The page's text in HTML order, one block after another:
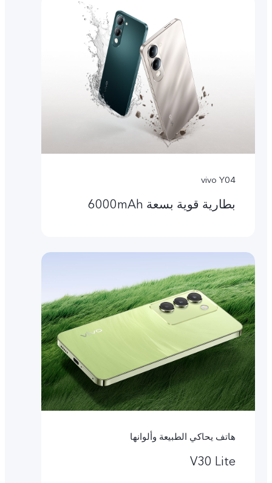
vivo Y04
بطارية قوية بسعة 6000mAh
هاتف يحاكي الطبيعة وألوانها
V30 Lite